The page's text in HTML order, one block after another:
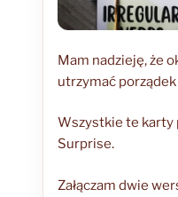
Mam nadzieję, że
utrzymać
Wszystkie te karty
Surprise.
Załączam dwie